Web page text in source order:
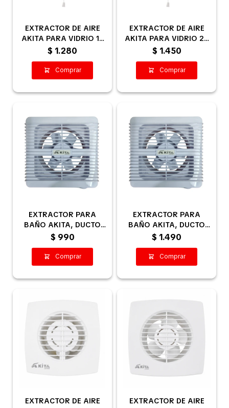
EXTRACTOR DE AIRE
AKITA PARA VIDRIO 15
CM
$ 1.280
EXTRACTOR DE AIRE
AKITA PARA VIDRIO 20
CM
$ 1.450
EXTRACTOR PARA
BAÑO AKITA, DUCTO
100MM
$ 990
EXTRACTOR PARA
BAÑO AKITA, DUCTO
150MM
$ 1.490
EXTRACTOR DE AIRE
EXTRACTOR DE AIRE
Pequeños electrodomésticos
Partes pequeños electrodoméstico
Universales
Limpieza vehícular
Tienda